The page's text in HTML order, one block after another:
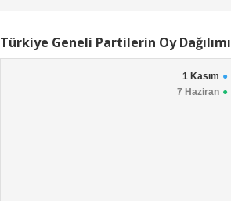
Türkiye Geneli Partilerin Oy Dağılımı
1 Kasım
7 Haziran